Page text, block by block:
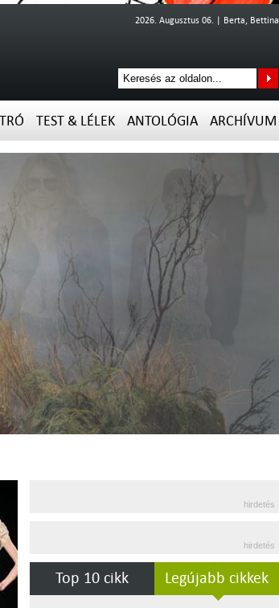
2026. Augusztus 06. | Berta, Bettina
TEST & LÉLEK ANTOLÓGIA ARCHÍVUM
hirdetés
hirdetés
Top 10 cikk Legújabb cikkek